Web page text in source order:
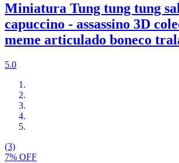
Miniatura Tung tung tung
capuccino - assassino 3D
meme articulado boneco
5.0
(3)
7% OFF